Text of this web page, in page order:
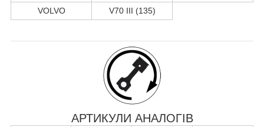
VOLVO
V70 III (135)
АРТИКУЛИ АНАЛОГІВ